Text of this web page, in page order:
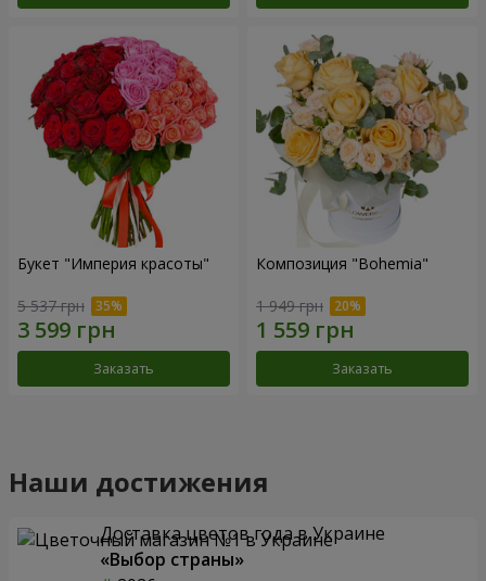
Букет "Империя красоты"
5 537 грн
Заказать
Композиция "Bohemia"
1 949 грн
Заказать
Наши достижения
Доставка цветов года в Украине
«Выбор страны»